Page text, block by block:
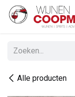
Overslaan naar inhoud
Alle producten